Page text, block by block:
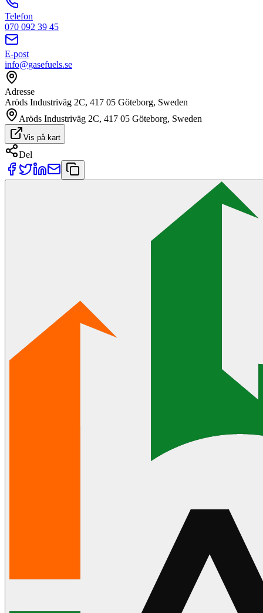
Telefon
070 092 39 45
E-post
info@gasefuels.se
Adresse
Aröds Industriväg 2C, 417 05 Göteborg, Sweden
Aröds Industriväg 2C, 417 05 Göteborg, Sweden
Vis på kart
Del